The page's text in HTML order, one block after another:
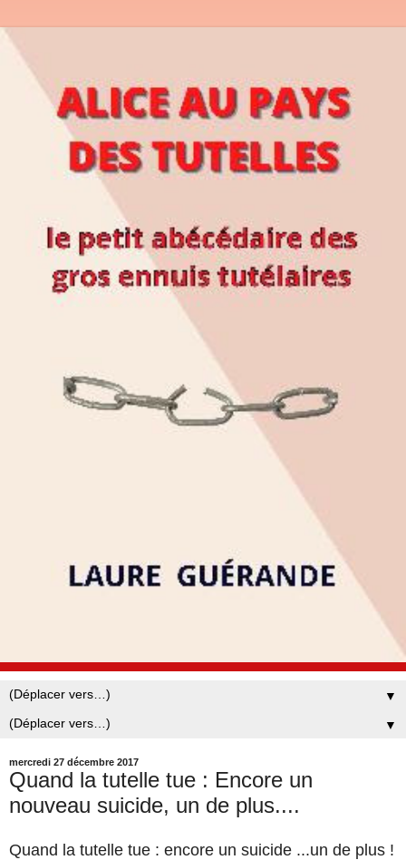
▼
▼
mercredi 27 décembre 2017
Quand la tutelle tue : Encore un
nouveau suicide, un de plus....
Quand la tutelle tue : encore un suicide ...un de plus !